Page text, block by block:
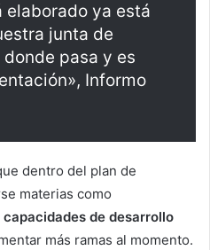
elaborado ya está
junta de
pasa y es
Informo
dentro del plan de
materias como
de desarrollo
más ramas al momento.